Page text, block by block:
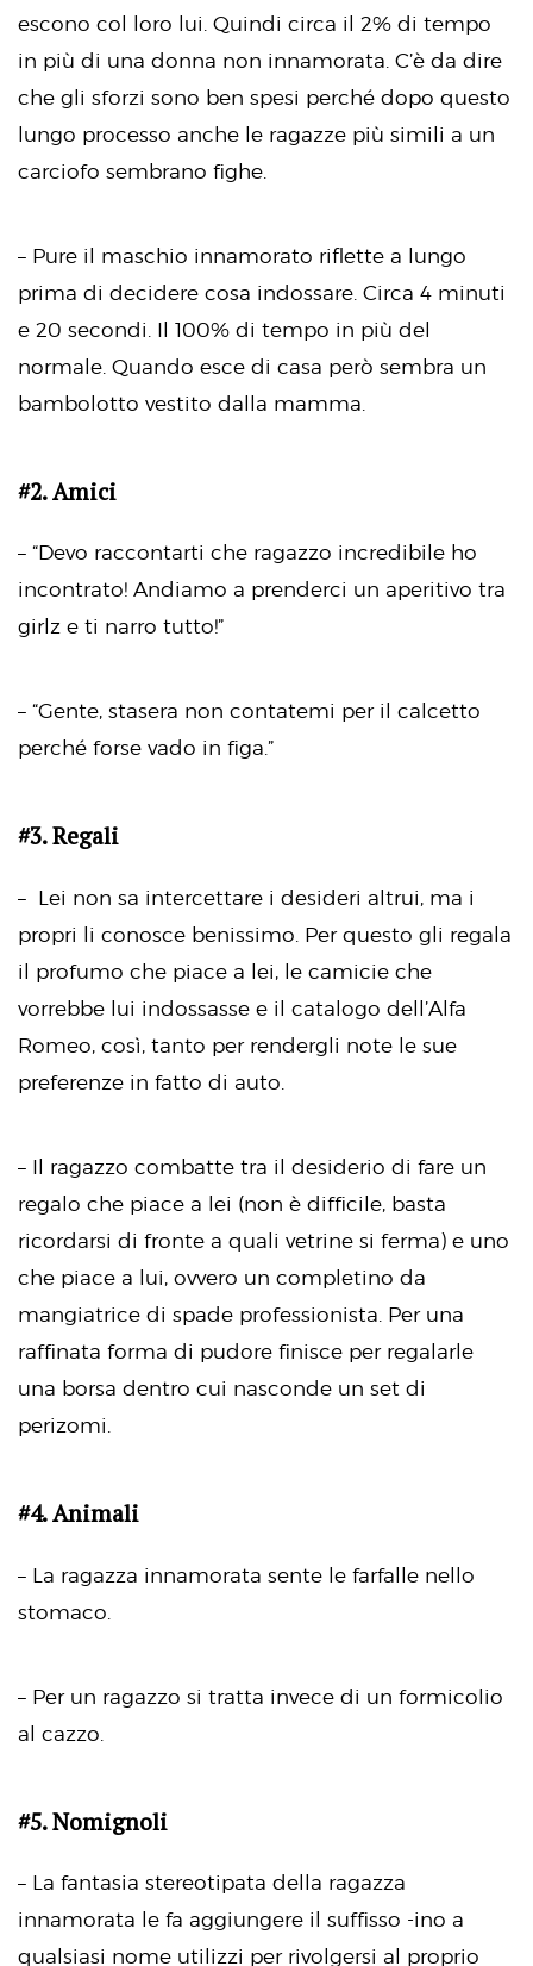
escono col loro lui. Quindi circa il 2% di tempo
in più di una donna non innamorata. C’è da dire
che gli sforzi sono ben spesi perché dopo questo
lungo processo anche le ragazze più simili a un
carciofo sembrano fighe.
– Pure il maschio innamorato riflette a lungo
prima di decidere cosa indossare. Circa 4 minuti
e 20 secondi. Il 100% di tempo in più del
normale. Quando esce di casa però sembra un
bambolotto vestito dalla mamma.
#2. Amici
– “Devo raccontarti che ragazzo incredibile ho
incontrato! Andiamo a prenderci un aperitivo tra
girlz e ti narro tutto!”
– “Gente, stasera non contatemi per il calcetto
perché forse vado in figa.”
#3. Regali
– Lei non sa intercettare i desideri altrui, ma i
propri li conosce benissimo. Per questo gli regala
il profumo che piace a lei, le camicie che
vorrebbe lui indossasse e il catalogo dell’Alfa
Romeo, così, tanto per rendergli note le sue
preferenze in fatto di auto.
– Il ragazzo combatte tra il desiderio di fare un
regalo che piace a lei (non è difficile, basta
ricordarsi di fronte a quali vetrine si ferma) e uno
che piace a lui, ovvero un completino da
mangiatrice di spade professionista. Per una
raffinata forma di pudore finisce per regalarle
una borsa dentro cui nasconde un set di
perizomi.
#4. Animali
– La ragazza innamorata sente le farfalle nello
stomaco.
– Per un ragazzo si tratta invece di un formicolio
al cazzo.
#5. Nomignoli
– La fantasia stereotipata della ragazza
innamorata le fa aggiungere il suffisso -ino a
qualsiasi nome utilizzi per rivolgersi al proprio